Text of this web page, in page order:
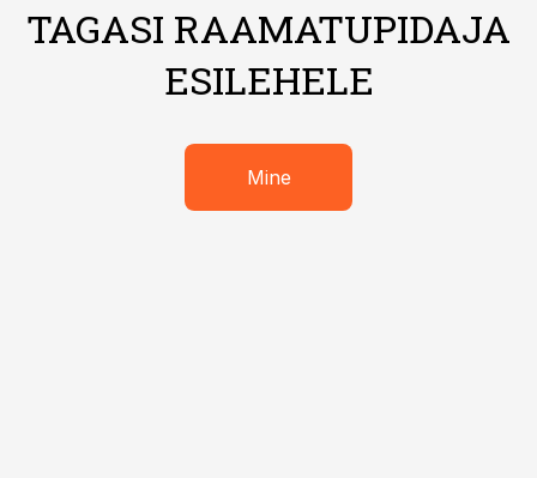
TAGASI RAAMATUPIDAJA
ESILEHELE
Mine